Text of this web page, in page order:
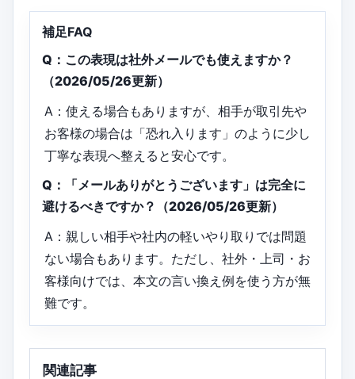
補足FAQ
Q：この表現は社外メールでも使えますか？
（2026/05/26更新）
A：使える場合もありますが、相手が取引先や
お客様の場合は「恐れ入ります」のように少し
丁寧な表現へ整えると安心です。
Q：「メールありがとうございます」は完全に
避けるべきですか？（2026/05/26更新）
A：親しい相手や社内の軽いやり取りでは問題
ない場合もあります。ただし、社外・上司・お
客様向けでは、本文の言い換え例を使う方が無
難です。
関連記事